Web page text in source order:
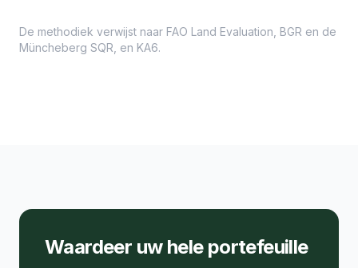
De methodiek verwijst naar FAO Land Evaluation, BGR en de
Müncheberg SQR, en KA6.
Waardeer uw hele portefeuille